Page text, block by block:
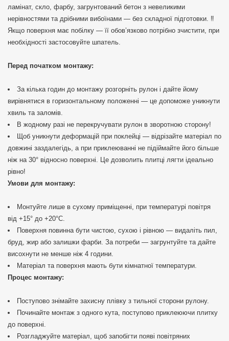
ламінат, скло, фарбу, загрунтований бетон з невеликими
нерівностями та дрібними вибоїнами — без складної підготовки. ‼️
Якщо поверхня має побілку — її обов’язково потрібно зчистити, при
необхідності застосовуйте шпатель.
Перед початком монтажу:
За кілька годин до монтажу розгорніть рулон і дайте йому
вирівнятися в горизонтальному положенні — це допоможе уникнути
хвиль та заломів.
В жодному разі не перекручувати рулон в зворотною сторону!
Щоб уникнути деформацій при поклейці — відрізайте матеріал по
довжині заздалегідь, а при приклеюванні не підіймайте його більше
ніж на 30° відносно поверхні. Це дозволить плитці лягти ідеально
рівно!
Умови для монтажу:
Монтуйте лише в сухому приміщенні, при температурі повітря
від +15° до +20°C.
Поверхня повинна бути чистою, сухою і рівною — видаліть пил,
бруд, жир або залишки фарби. За потреби — загрунтуйте та дайте
висохнути не менше ніж 4 години.
Матеріал та поверхня мають бути кімнатної температури.
Процес монтажу:
Поступово знімайте захисну плівку з тильної сторони рулону.
Починайте монтаж з одного кута, поступово приклеюючи плитку
до поверхні.
Розгладжуйте матеріал, щоб запобігти появі повітряних